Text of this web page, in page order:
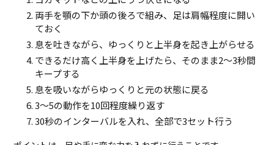
両手を顎の下か頭の後ろで組み、足は肩幅程度に開い
ておく
息を吐きながら、ゆっくりと上半身を起き上がらせる
できるだけ高く上半身を上げたら、そのまま2〜3秒間
キープする
息を吸いながらゆっくりと元の状態に戻る
3〜5の動作を10回程度繰り返す
30秒のインターバルを入れ、全部で3セット行う